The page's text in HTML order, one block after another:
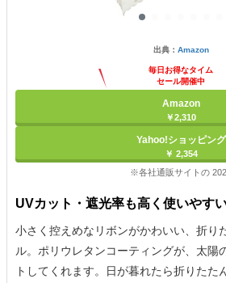
出典： Amazon
毎日お得なタイム
セール開催中
Amazon
￥2,310
Yahoo!ショッピング
￥ 2,354
※各社通販サイトの
UVカット・遮光率も高く使いやす
小さく控えめなリボンがかわいい、折り
ル。ポリウレタンコーティングが、太陽
トしてくれます。日が暮れたら折りたた